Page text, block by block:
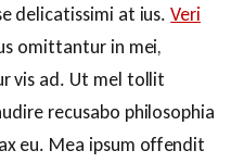
delicatissimi at ius.Veri
omittantur in mei,
vis ad. Ut mel tollit
recusabo philosophia
eu. Mea ipsum offendit